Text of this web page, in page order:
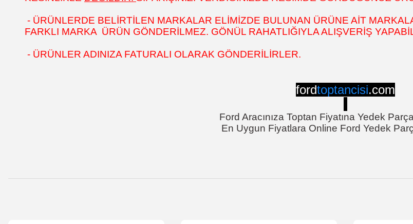
- ÜRÜNLERDE BELİRTİLEN MARKALAR ELİMİZDE BULUNAN ÜRÜNE AİT
FARKLI MARKA ÜRÜN GÖNDERİLMEZ. GÖNÜL RAHATLIĞIYLA ALIŞVERİŞ
- ÜRÜNLER ADINIZA FATURALI OLARAK GÖNDERİLİRLER.
fordtoptancisi.com
Ford Aracınıza Toptan Fiyatına Yedek
En Uygun Fiyatlara Online Ford Yedek